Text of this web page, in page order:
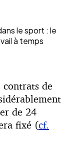
le sport : le
à temps
contrats de
de 24
fixé (cf.